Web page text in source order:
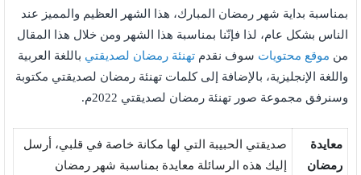
بمناسبة بداية شهر رمضان المبارك، هذا الشهر العظيم والمميز عند
الناس بشكل عام، لذا فإنّنا بمناسبة هذا الشهر ومن خلال هذا المقال
من موقع محتويات سوف نقدم تهنئة رمضان لصديقتي باللغة العربية
واللغة الإنجليزية، بالإضافة إلى كلمات تهنئة رمضان لصديقتي مكتوبة
وسنرفق مجموعة صور تهنئة رمضان لصديقتي 2022م.
معايدة
رمضان
صديقتي الحبيبة التي لها مكانة خاصة في قلبي، أرسل
إليك هذه الرسائلة معايدة بمناسبة شهر رمضان